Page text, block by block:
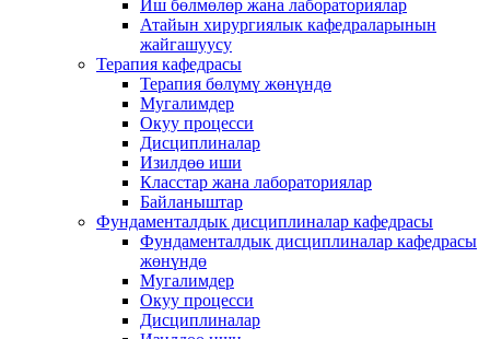
Иш бөлмөлөр жана лабораториялар
Атайын хирургиялык кафедраларынын
жайгашуусу
Терапия кафедрасы
Терапия бөлүмү жөнүндө
Мугалимдер
Окуу процесси
Дисциплиналар
Изилдөө иши
Класстар жана лабораториялар
Байланыштар
Фундаменталдык дисциплиналар кафедрасы
Фундаменталдык дисциплиналар кафедрасы
жөнүндө
Мугалимдер
Окуу процесси
Дисциплиналар